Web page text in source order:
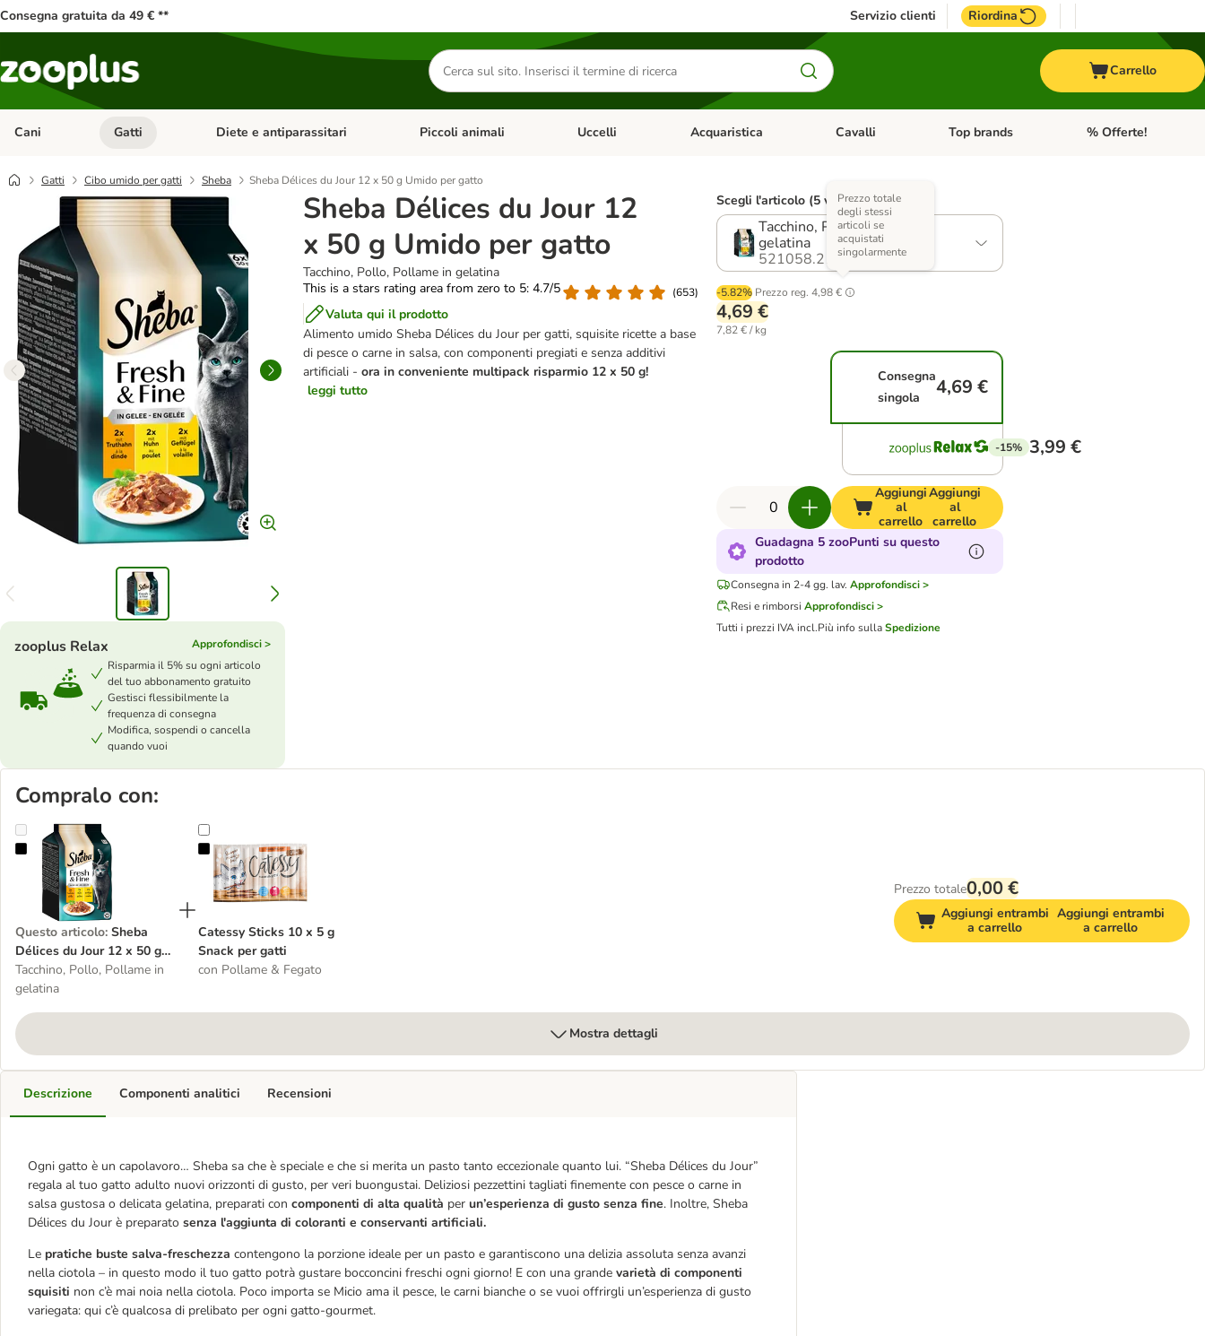
Consegna gratuita da 49 € ** Servizio clienti Riordina
Cerca
prodotti
Carrello
Cani Apri Menu Categoria: Cani
Gatti Apri Menu Categoria: Gatti
Diete e antiparassitari Apri Menu Categoria: Diete e antiparassitari
Piccoli animali Apri Menu Categoria: Piccoli animali
Uccelli Apri Menu Categoria: Uccelli
Acquaristica Apri Menu Categoria: Acquaristica
Cavalli Apri Menu Categoria: Cavalli
Top brands Apri Menu Categoria:
% Offerte!
Gatti Cibo umido per gatti Sheba Sheba Délices du Jour 12 x 50 g Umido per gatto
Sheba Délices du Jour 12
x 50 g Umido per gatto
Tacchino, Pollo, Pollame in gelatina
This is a stars rating area from zero to 5: 4.7/5
(653)
Valuta qui il prodotto
Alimento umido Sheba Délices du Jour per gatti, squisite ricette a base
di pesce o carne in salsa, con componenti pregiati e senza additivi
artificiali - ora in conveniente multipack risparmio 12 x 50 g!
leggi tutto
zooplus Relax
Approfondisci >
Risparmia il 5% su ogni articolo
del tuo abbonamento gratuito
Gestisci flessibilmente la
frequenza di consegna
Modifica, sospendi o cancella
quando vuoi
Scegli l'articolo (5 varianti)
Tacchino, Pollo, Pollame in
gelatina
521058.21
-5.82% Prezzo reg. 4,98 €
Prezzo totale
degli stessi
articoli se
acquistati
singolarmente
4,69 €
7,82 € / kg
Consegna
singola
4,69 €
-15% 3,99 €
Aggiungi
al
carrello
Aggiungi
al
carrello
Guadagna 5 zooPunti su questo
prodotto
Consegna in 2-4 gg. lav. Approfondisci >
Resi e rimborsi Approfondisci >
Tutti i prezzi IVA incl.Più info sullaSpedizione
Compralo con:
Sheba Délices du Jour 12 x 50 g Umido per gatto
Questo articolo: Sheba
Délices du Jour 12 x 50 g
Umido per gatto
Tacchino, Pollo, Pollame in
gelatina
Catessy Sticks 10 x 5 g Snack per gatti
Catessy Sticks 10 x 5 g
Snack per gatti
con Pollame & Fegato
Prezzo totale0,00 €
Aggiungi entrambi
a carrello
Aggiungi entrambi
a carrello
Mostra dettagli
Descrizione
Ogni gatto è un capolavoro… Sheba sa che è speciale e che si merita un pasto tanto eccezionale quanto lui. “Sheba Délices du Jour”
regala al tuo gatto adulto nuovi orizzonti di gusto, per veri buongustai. Deliziosi pezzettini tagliati finemente con pesce o carne in
salsa gustosa o delicata gelatina, preparati con componenti di alta qualità per un’esperienza di gusto senza fine. Inoltre, Sheba
Délices du Jour è preparato senza l'aggiunta di coloranti e conservanti artificiali.
Le pratiche buste salva-freschezza contengono la porzione ideale per un pasto e garantiscono una delizia assoluta senza avanzi
nella ciotola – in questo modo il tuo gatto potrà gustare bocconcini freschi ogni giorno! E con una grande varietà di componenti
squisiti non c’è mai noia nella ciotola. Poco importa se Micio ama il pesce, le carni bianche o se vuoi offrirgli un’esperienza di gusto
variegata: qui c’è qualcosa di prelibato per ogni gatto-gourmet.
Componenti analitici Recensioni